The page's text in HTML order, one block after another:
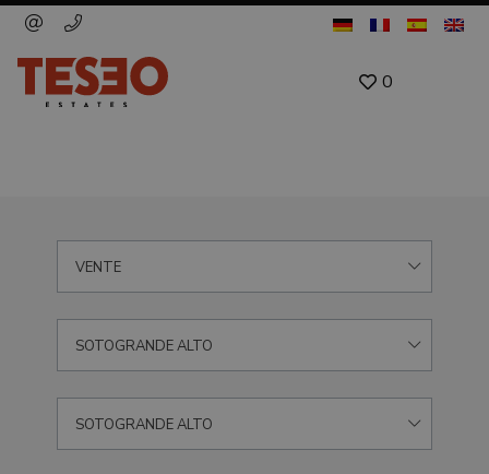
0
VENTE
SOTOGRANDE ALTO
SOTOGRANDE ALTO